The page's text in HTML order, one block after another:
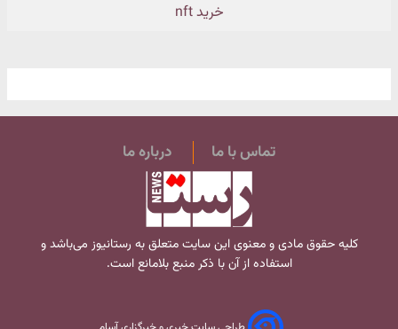
خرید nft
تماس با ما درباره ما
کلیه حقوق مادی و معنوی این سایت متعلق به رستانیوز می‌باشد و
استفاده از آن با ذکر منبع بلامانع است.